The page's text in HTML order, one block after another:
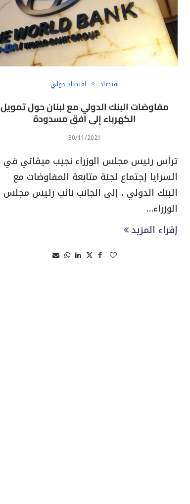
اقتصاد اقتصاد دولي
مفاوضات البنك الدولي مع لبنان حول تمويل
الكهرباء إلى افق مسدودة
30/11/2021
ترأس رئيس مجلس الوزراء نجيب ميقاتي في
السرايا إجتماع لجنة متابعة المفاوضات مع
البنك الدولي ، إلى الجانب نائب رئيس مجلس
الوزراء…
إقراء المزيد